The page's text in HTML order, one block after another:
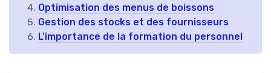
Optimisation des menus de boissons
Gestion des stocks et des fournisseurs
L'importance de la formation du personnel